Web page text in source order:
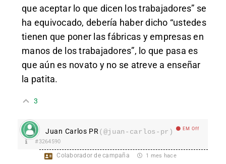
que aceptar lo que dicen los trabajadores” se
ha equivocado, debería haber dicho “ustedes
tienen que poner las fábricas y empresas en
manos de los trabajadores”, lo que pasa es
que aún es novato y no se atreve a enseñar
la patita.
3
Juan Carlos PR (@juan-carlos-pr) EM Off
#3264590
Colaborador de campaña 1 mes hace